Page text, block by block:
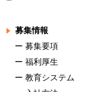
募集情報
ー 募集要項
ー 福利厚生
ー 教育システム